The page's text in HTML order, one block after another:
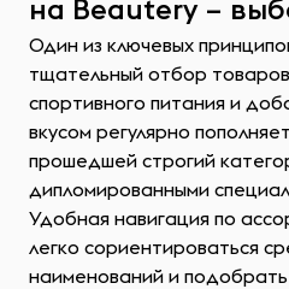
на Beautery –
Один из ключевых
тщательный отбор
спортивного питания и
вкусом регулярно
прошедшей строгий
дипломированными
Удобная навигация по
легко сориентироваться
наименований и